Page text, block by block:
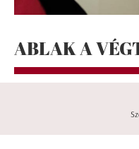
ABLAK A